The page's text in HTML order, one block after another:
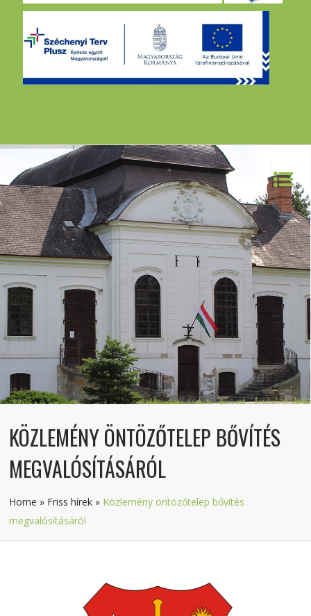
KÖZLEMÉNY ÖNTÖZŐTELEP BŐVÍTÉS
MEGVALÓSÍTÁSÁRÓL
Home » Friss hírek » Közlemény öntözőtelep bővítés
megvalósításáról